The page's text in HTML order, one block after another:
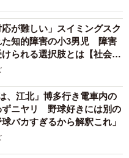
応が難しい」スイミングスク
た知的障害の小3男児 障害
られる選択肢とは【社会福
、江北」博多行き電車内の
ずニヤリ 野球好きには別の
バカすぎるから解釈これ」